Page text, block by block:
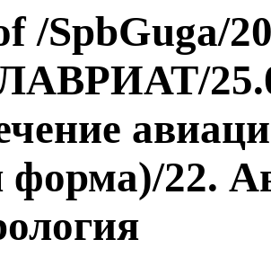
/SpbGuga/
форма)/22.